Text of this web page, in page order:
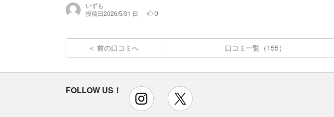
いずも
投稿日2026/5/31 日 0
前の口コミへ 口コミ一覧（155）
FOLLOW US！ instagram